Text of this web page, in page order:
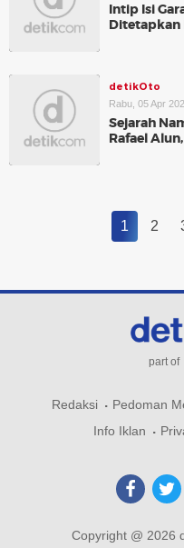
Intip Isi
Ditetapkan
detikOto
Rabu, 05 Apr
Sejarah
Rafael
1 2
part of
Redaksi Pedoman
Info Iklan
Copyright @ 2026